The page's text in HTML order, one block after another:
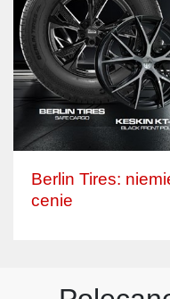
Berlin Tires:
cenie